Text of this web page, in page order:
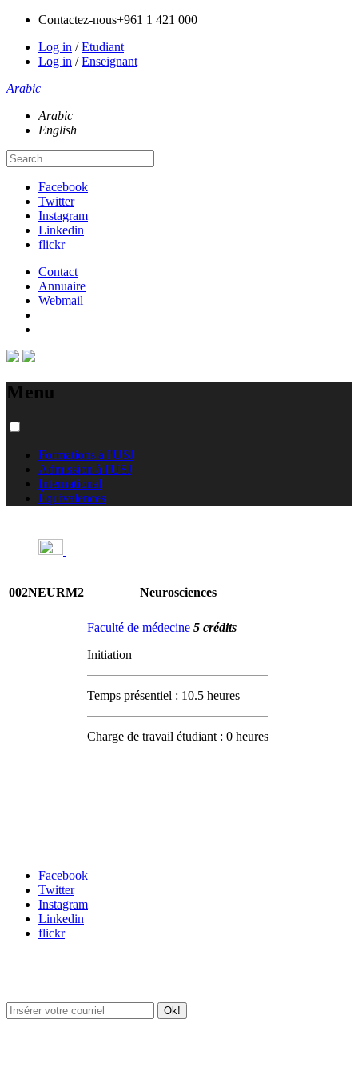
Contactez-nous+961 1 421 000
Log in /Etudiant
Log in /Enseignant
Arabic
Arabic
English
Facebook
Twitter
Instagram
Linkedin
flickr
Contact
Annuaire
Webmail
Menu
Formations à l'USJ
Admission à l'USJ
International
Équivalences
002NEURM2 Neurosciences
Faculté de médecine 5 crédits
Initiation
Temps présentiel : 10.5 heures
Charge de travail étudiant : 0 heures
Facebook
Twitter
Instagram
Linkedin
flickr